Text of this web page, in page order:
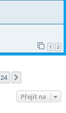
1 2
24
Přejít na